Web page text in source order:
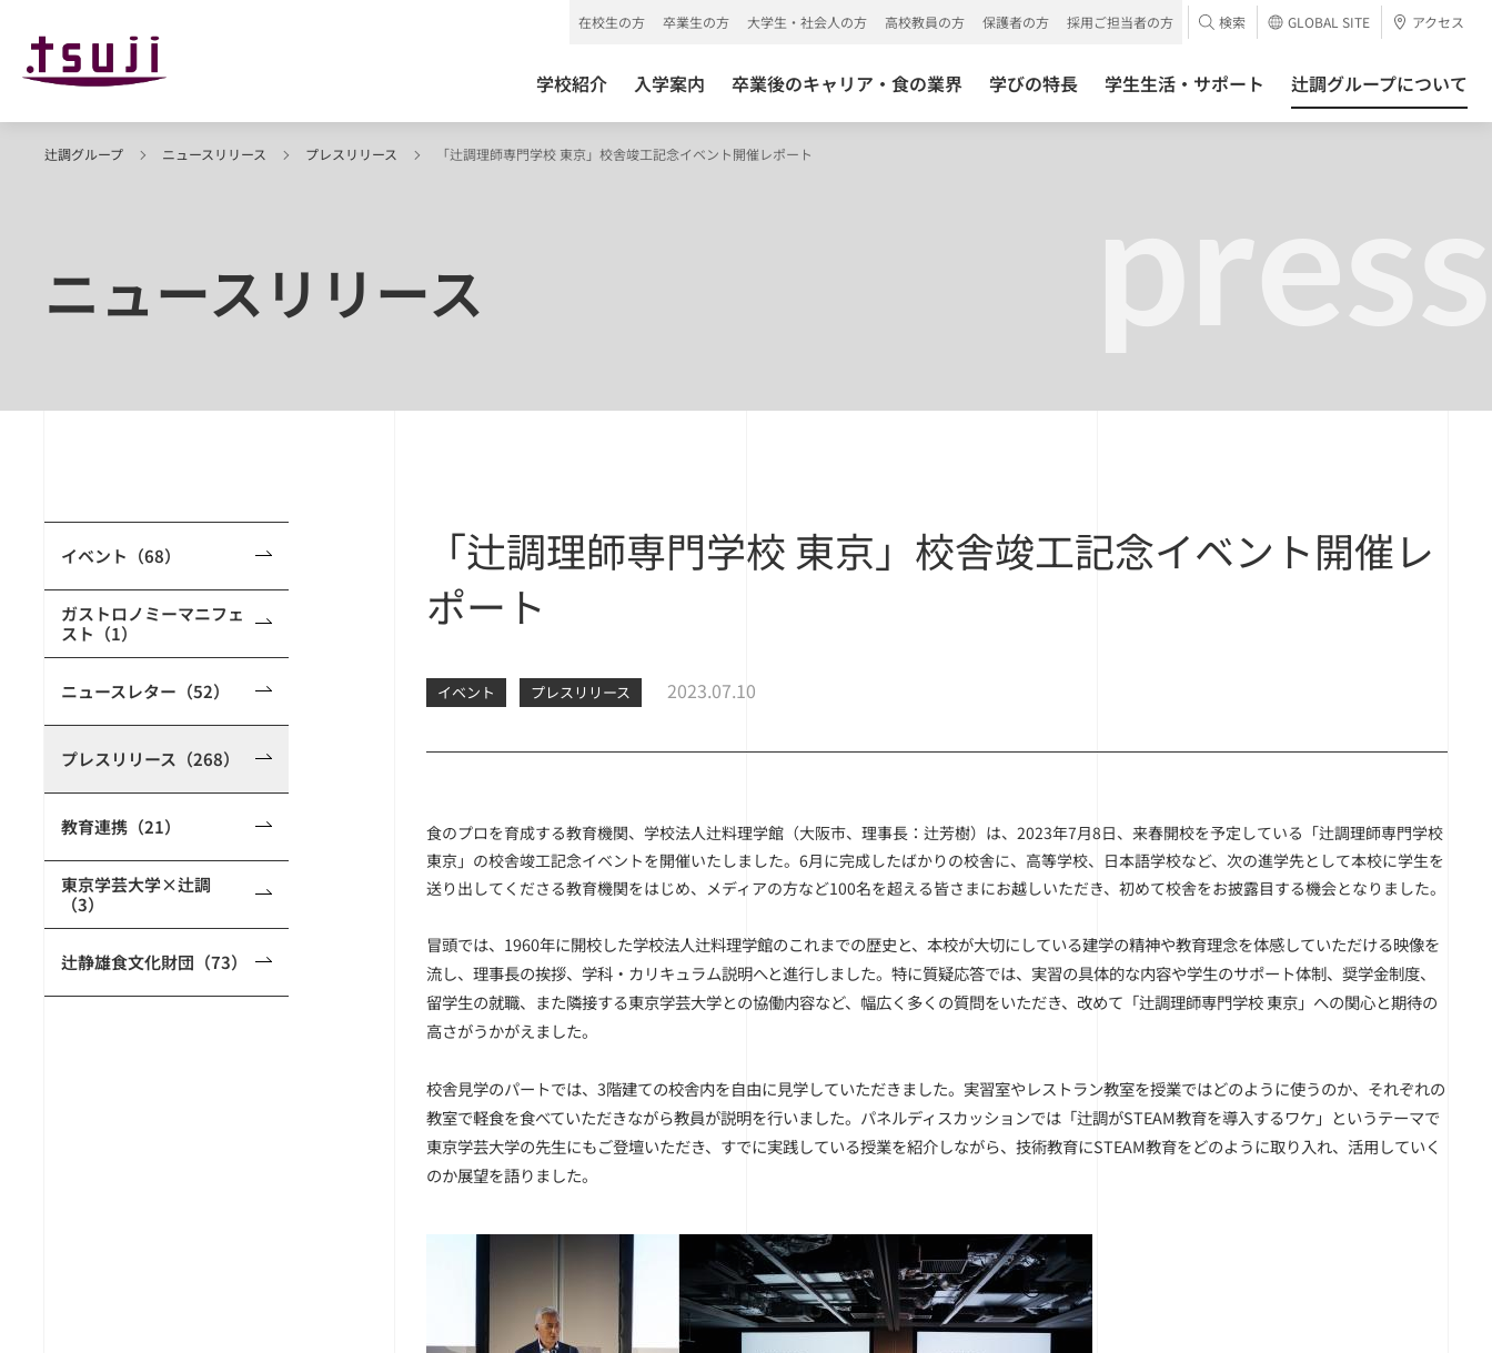
学校紹介 入学案内 卒業後のキャリア・食の業界 学びの特長 学生生活・サポート 辻調グループについて
在校生の方 卒業生の方 大学生・社会人の方 高校教員の方 保護者の方 採用ご担当者の方 検索 GLOBAL SITE アクセス
press
辻調グループ ニュースリリース プレスリリース 「辻調理師専門学校 東京」校舎竣工記念イベント開催レポート
ニュースリリース
イベント（68）
ガストロノミーマニフェ
スト（1）
ニュースレター（52）
プレスリリース（268）
教育連携（21）
東京学芸大学×辻調
（3）
辻静雄食文化財団（73）
「辻調理師専門学校 東京」校舎竣工記念イベント開催レ
ポート
イベント プレスリリース 2023.07.10
食のプロを育成する教育機関、学校法人辻料理学館（大阪市、理事長：辻芳樹）は、2023年7月8日、来春開校を予定している「辻調理師専門学校
東京」の校舎竣工記念イベントを開催いたしました。6月に完成したばかりの校舎に、高等学校、日本語学校など、次の進学先として本校に学生を
送り出してくださる教育機関をはじめ、メディアの方など100名を超える皆さまにお越しいただき、初めて校舎をお披露目する機会となりました。
冒頭では、1960年に開校した学校法人辻料理学館のこれまでの歴史と、本校が大切にしている建学の精神や教育理念を体感していただける映像を
流し、理事長の挨拶、学科・カリキュラム説明へと進行しました。特に質疑応答では、実習の具体的な内容や学生のサポート体制、奨学金制度、
留学生の就職、また隣接する東京学芸大学との協働内容など、幅広く多くの質問をいただき、改めて「辻調理師専門学校 東京」への関心と期待の
高さがうかがえました。
校舎見学のパートでは、3階建ての校舎内を自由に見学していただきました。実習室やレストラン教室を授業ではどのように使うのか、それぞれの
教室で軽食を食べていただきながら教員が説明を行いました。パネルディスカッションでは「辻調がSTEAM教育を導入するワケ」というテーマで
東京学芸大学の先生にもご登壇いただき、すでに実践している授業を紹介しながら、技術教育にSTEAM教育をどのように取り入れ、活用していく
のか展望を語りました。